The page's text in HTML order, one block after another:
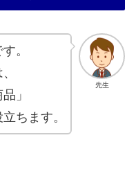
先生
。
」
ちます。